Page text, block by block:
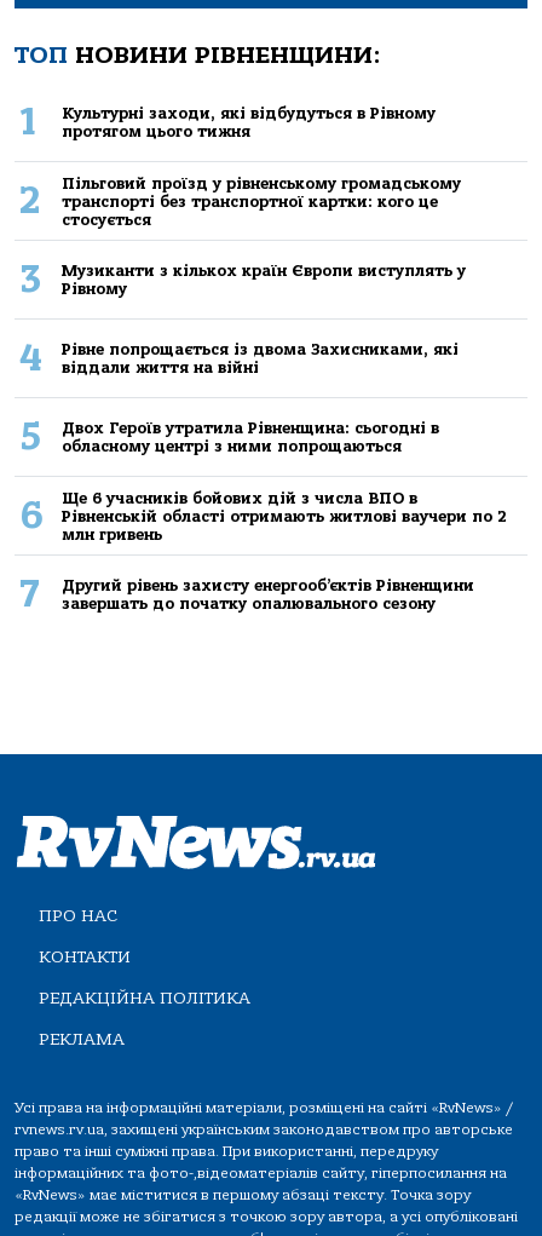
ТОП НОВИНИ РІВНЕНЩИНИ:
1
Культурні заходи, які відбудуться в Рівному
протягом цього тижня
2
Пільговий проїзд у рівненському громадському
транспорті без транспортної картки: кого це
стосується
3
Музиканти з кількох країн Європи виступлять у
Рівному
4
Рівне попрощається із двома Захисниками, які
віддали життя на війні
5
Двох Героїв утратила Рівненщина: сьогодні в
обласному центрі з ними попрощаються
6
Ще 6 учасників бойових дій з числа ВПО в
Рівненській області отримають житлові ваучери по 2
млн гривень
7
Другий рівень захисту енергооб’єктів Рівненщини
завершать до початку опалювального сезону
ПРО НАС
КОНТАКТИ
РЕДАКЦІЙНА ПОЛІТИКА
РЕКЛАМА
Усі права на інформаційні матеріали, розміщені на сайті «RvNews» /
rvnews.rv.ua, захищені українським законодавством про авторське
право та інші суміжні права. При використанні, передруку
інформаційних та фото-,відеоматеріалів сайту, гіперпосилання на
«RvNews» має міститися в першому абзаці тексту. Точка зору
редакції може не збігатися з точкою зору автора, а усі опубліковані